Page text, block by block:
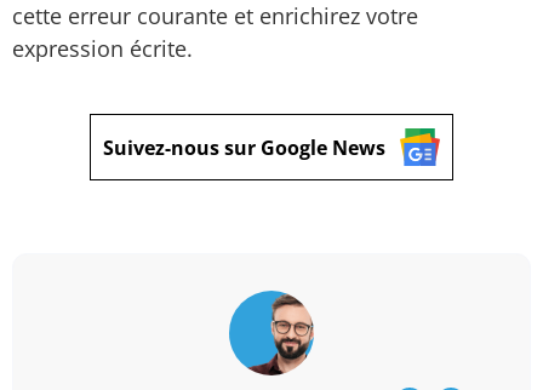
cette erreur courante et enrichirez votre
expression écrite.
Suivez-nous sur Google News